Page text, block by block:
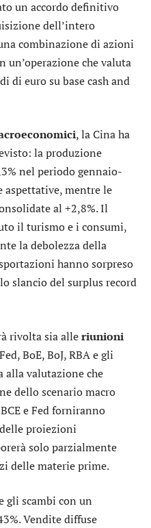
un accordo definitivo
dell’intero
combinazione di azioni
un’operazione che valuta
di euro su base cash and
, la Cina ha
la produzione
nel periodo gennaio-
aspettative, mentre le
al +2,8%. Il
il turismo e i consumi,
la debolezza della
hanno sorpreso
slancio del surplus record
rivolta sia alleriunioni
BoE, BoJ, RBA e gli
alla valutazione che
dello scenario macro
e Fed forniranno
proiezioni
solo parzialmente
delle materie prime.
gli scambi con un
Vendite diffuse